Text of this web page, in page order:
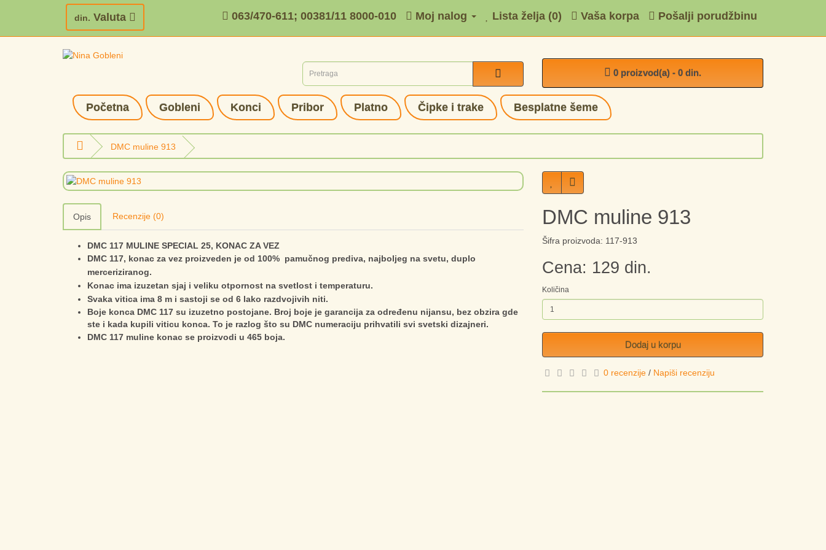
din. Valuta 063/470-611; 00381/11 8000-010 Moj nalog Lista želja (0) Vaša korpa Pošalji porudžbinu
0 proizvod(a) - 0 din.
Početna Gobleni Konci Pribor Platno Čipke i trake Besplatne šeme
DMC muline 913
Opis Recenzije (0)
DMC 117 MULINE SPECIAL 25, KONAC ZA VEZ
DMC 117, konac za vez proizveden je od 100% pamučnog prediva, najboljeg na svetu, duplo
merceriziranog.
Konac ima izuzetan sjaj i veliku otpornost na svetlost i temperaturu.
Svaka vitica ima 8 m i sastoji se od 6 lako razdvojivih niti.
Boje konca DMC 117 su izuzetno postojane. Broj boje je garancija za određenu nijansu, bez obzira gde
ste i kada kupili viticu konca. To je razlog što su DMC numeraciju prihvatili svi svetski dizajneri.
DMC 117 muline konac se proizvodi u 465 boja.
DMC muline 913
Šifra proizvoda: 117-913
Cena: 129 din.
Količina
Dodaj u korpu
0 recenzije / Napiši recenziju